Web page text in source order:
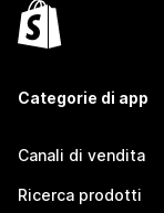
Categorie di app
Canali di vendita
Ricerca prodotti